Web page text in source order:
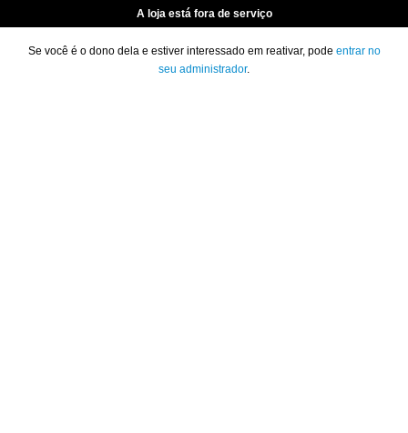
A loja está fora de serviço
Se você é o dono dela e estiver interessado em reativar, pode entrar no
seu administrador.